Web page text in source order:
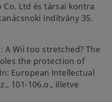
Co. Ltd és társai kontra
indítvány 35.
A Wii too stretched? The
the protection of
European Intellectual
101-106.o., illetve